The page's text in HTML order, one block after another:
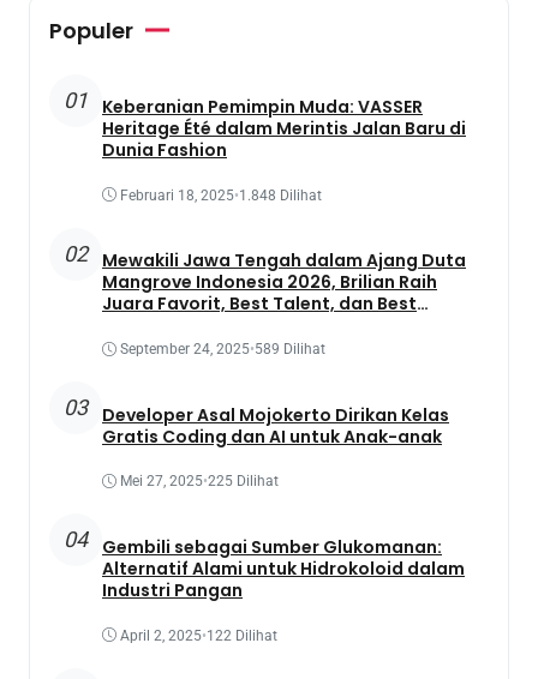
Populer
01
Keberanian Pemimpin Muda: VASSER
Heritage Été dalam Merintis Jalan Baru di
Dunia Fashion
Februari 18, 2025•1.848 Dilihat
02
Mewakili Jawa Tengah dalam Ajang Duta
Mangrove Indonesia 2026, Brilian Raih
Juara Favorit, Best Talent, dan Best
September 24, 2025•589 Dilihat
03
Developer Asal Mojokerto Dirikan Kelas
Gratis Coding dan AI untuk Anak-anak
Mei 27, 2025•225 Dilihat
04
Gembili sebagai Sumber Glukomanan:
Alternatif Alami untuk Hidrokoloid dalam
Industri Pangan
April 2, 2025•122 Dilihat